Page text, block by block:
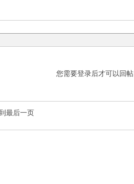
您需要登录后才可以回帖
最后一页